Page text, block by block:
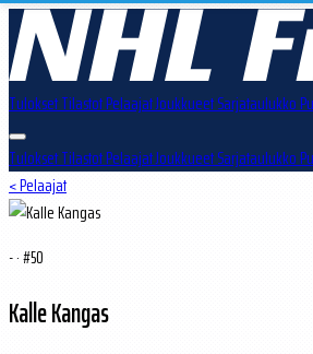
TuloksetTilastotPelaajatJoukkueetSarjataulukko
TuloksetTilastotPelaajatJoukkueetSarjataulukko
< Pelaajat
- · #50
Kalle Kangas